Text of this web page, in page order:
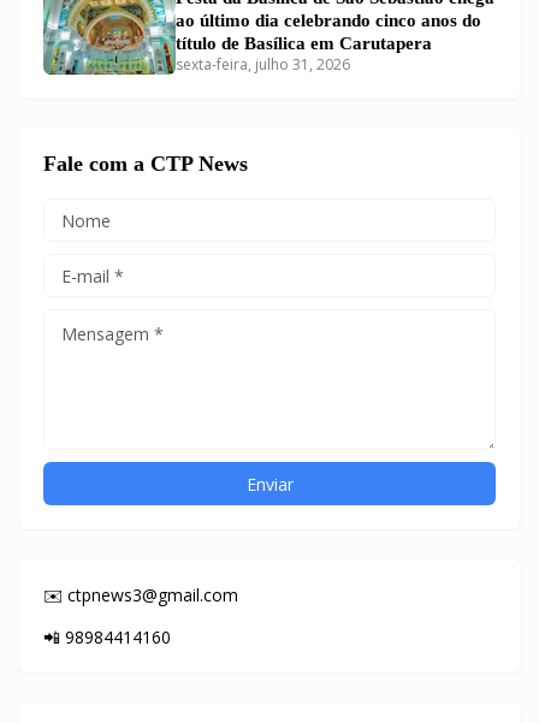
ao último dia celebrando cinco anos do
título de Basílica em Carutapera
sexta-feira, julho 31, 2026
Fale com a CTP News
✉️ ctpnews3@gmail.com
📲 98984414160